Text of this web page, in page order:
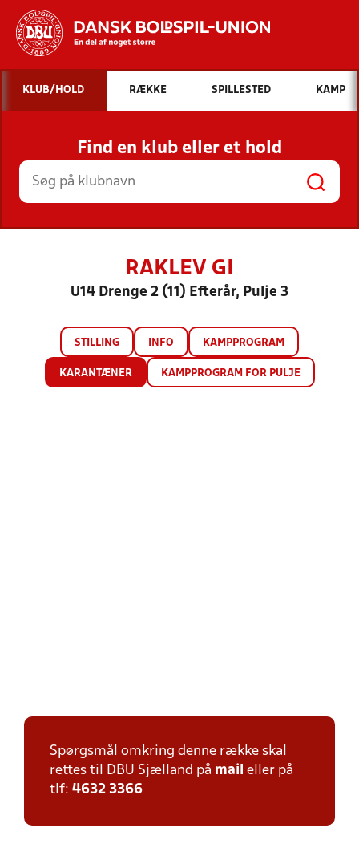
Hvad vil du søge efter?
INDHOLD OG NYHEDER
STILLINGER, RESULTATER, KLUBBER OG
HOLD
KLUB/HOLD RÆKKE SPILLESTED KAMP
Find en klub eller et hold
RAKLEV GI
U14 Drenge 2 (11) Efterår, Pulje 3
STILLING INFO KAMPPROGRAM
KARANTÆNER KAMPPROGRAM FOR PULJE
Spørgsmål omkring denne række skal
rettes til DBU Sjælland på mail eller på
tlf: 4632 3366